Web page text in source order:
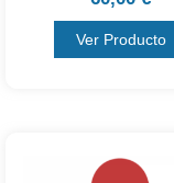
Ver Producto